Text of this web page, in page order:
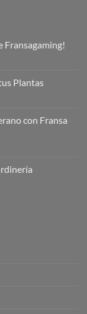
Fransagaming!
Plantas
con Fransa